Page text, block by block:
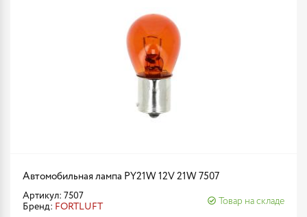
Автомобильная лампа PY21W 12V 21W 7507
Артикул: 7507
Бренд: FORTLUFT
Товар на складе